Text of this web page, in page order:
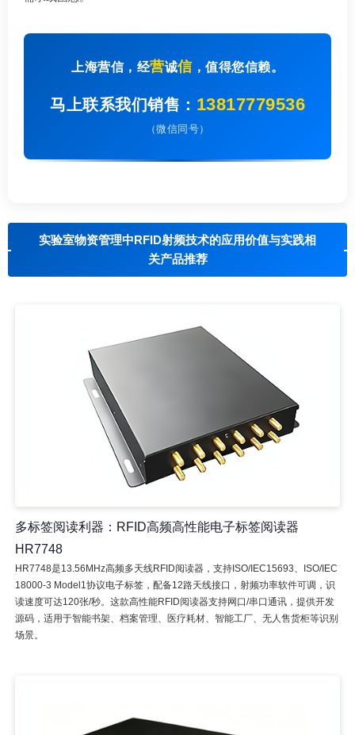
上海营信，经营诚信，值得您信赖。
马上联系我们销售： 13817779536
（微信同号）
实验室物资管理中RFID射频技术的应用价值与实践相
关产品推荐
多标签阅读利器：RFID高频高性能电子标签阅读器
HR7748
HR7748是13.56MHz高频多天线RFID阅读器，支持ISO/IEC15693、ISO/IEC
18000-3 Model1协议电子标签，配备12路天线接口，射频功率软件可调，识
读速度可达120张/秒。这款高性能RFID阅读器支持网口/串口通讯，提供开发
源码，适用于智能书架、档案管理、医疗耗材、智能工厂、无人售货柜等识别
场景。